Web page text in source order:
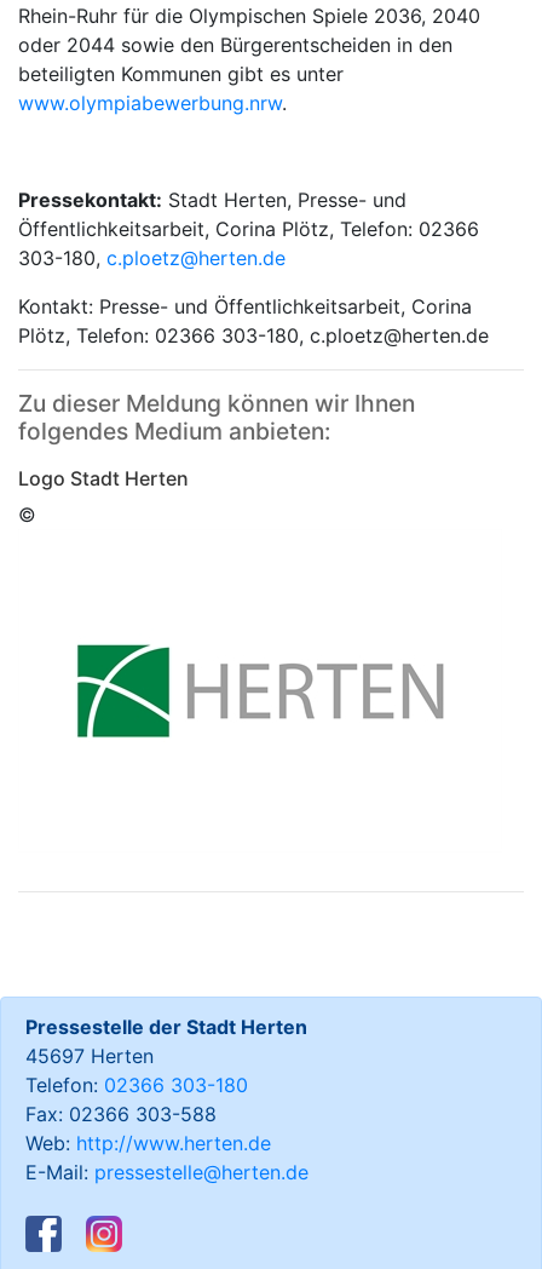
Rhein-Ruhr für die Olympischen Spiele 2036, 2040
oder 2044 sowie den Bürgerentscheiden in den
beteiligten Kommunen gibt es unter
www.olympiabewerbung.nrw.
Pressekontakt: Stadt Herten, Presse- und
Öffentlichkeitsarbeit, Corina Plötz, Telefon: 02366
303-180, c.ploetz@herten.de
Kontakt: Presse- und Öffentlichkeitsarbeit, Corina
Plötz, Telefon: 02366 303-180, c.ploetz@herten.de
Zu dieser Meldung können wir Ihnen
folgendes Medium anbieten:
Logo Stadt Herten
©
Pressestelle der Stadt Herten
45697 Herten
Telefon: 02366 303-180
Fax: 02366 303-588
Web: http://www.herten.de
E-Mail: pressestelle@herten.de